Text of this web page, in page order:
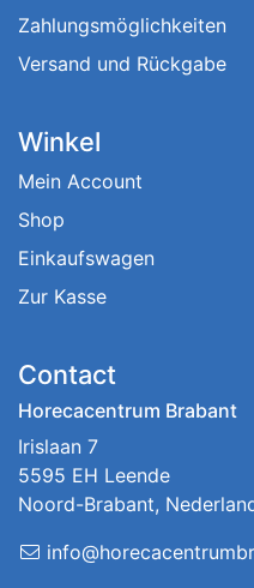
Zahlungsmöglichkeiten
Versand und Rückgabe
Winkel
Mein Account
Shop
Einkaufswagen
Zur Kasse
Contact
Horecacentrum Brabant
Irislaan 7
5595 EH Leende
Noord-Brabant,